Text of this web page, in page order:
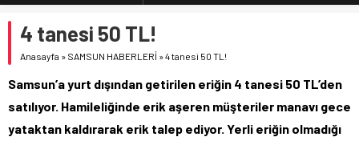
YÖNETİCİ SEÇERKEN YAPILAN EN BÜYÜK HATALAR
13.779,39
DOLAR
55,1824
4 tanesi 50 TL!
Anasayfa » SAMSUN HABERLERİ »4 tanesi 50 TL!
Samsun’a yurt dışından getirilen eriğin 4 tanesi 50 TL’den
satılıyor. Hamileliğinde erik aşeren müşteriler manavı gece
yataktan kaldırarak erik talep ediyor. Yerli eriğin olmadığı